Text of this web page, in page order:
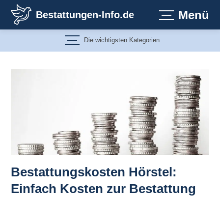
Inhalt
springen
Bestattungen-Info.de Menü
Die wichtigsten Kategorien
Bestattungskosten Hörstel:
Einfach Kosten zur Bestattung